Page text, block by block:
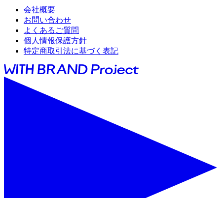
会社概要
お問い合わせ
よくあるご質問
個人情報保護方針
特定商取引法に基づく表記